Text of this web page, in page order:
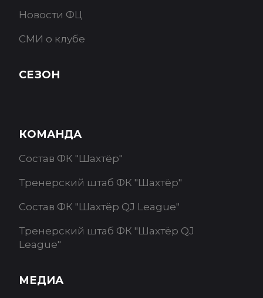
Новости ФЦ
СМИ о клубе
СЕЗОН
КОМАНДА
Состав ФК "Шахтёр"
Тренерский штаб ФК "Шахтёр"
Состав ФК "Шахтёр QJ League"
Тренерский штаб ФК "Шахтёр QJ
League"
МЕДИА